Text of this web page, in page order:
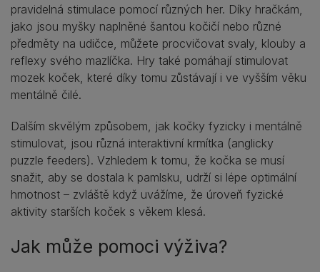
pravidelná stimulace pomocí různých her. Díky hračkám,
jako jsou myšky naplněné šantou kočičí nebo různé
předměty na udičce, můžete procvičovat svaly, klouby a
reflexy svého mazlíčka. Hry také pomáhají stimulovat
mozek koček, které díky tomu zůstávají i ve vyšším věku
mentálně čilé.
Dalším skvělým způsobem, jak kočky fyzicky i mentálně
stimulovat, jsou různá interaktivní krmítka (anglicky
puzzle feeders). Vzhledem k tomu, že kočka se musí
snažit, aby se dostala k pamlsku, udrží si lépe optimální
hmotnost – zvláště když uvážíme, že úroveň fyzické
aktivity starších koček s věkem klesá.
Jak může pomoci výživa?